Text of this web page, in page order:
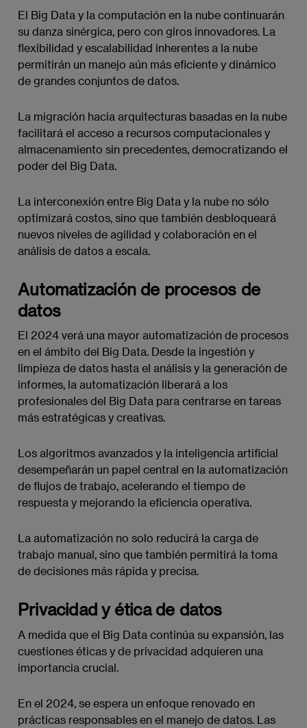
El Big Data y la computación en la nube continuarán
su danza sinérgica, pero con giros innovadores. La
flexibilidad y escalabilidad inherentes a la nube
permitirán un manejo aún más eficiente y dinámico
de grandes conjuntos de datos.
La migración hacia arquitecturas basadas en la nube
facilitará el acceso a recursos computacionales y
almacenamiento sin precedentes, democratizando el
poder del Big Data.
La interconexión entre Big Data y la nube no sólo
optimizará costos, sino que también desbloqueará
nuevos niveles de agilidad y colaboración en el
análisis de datos a escala.
Automatización de procesos de
datos
El 2024 verá una mayor automatización de procesos
en el ámbito del Big Data. Desde la ingestión y
limpieza de datos hasta el análisis y la generación de
informes, la automatización liberará a los
profesionales del Big Data para centrarse en tareas
más estratégicas y creativas.
Los algoritmos avanzados y la inteligencia artificial
desempeñarán un papel central en la automatización
de flujos de trabajo, acelerando el tiempo de
respuesta y mejorando la eficiencia operativa.
La automatización no solo reducirá la carga de
trabajo manual, sino que también permitirá la toma
de decisiones más rápida y precisa.
Privacidad y ética de datos
A medida que el Big Data continúa su expansión, las
cuestiones éticas y de privacidad adquieren una
importancia crucial.
En el 2024, se espera un enfoque renovado en
prácticas responsables en el manejo de datos. Las